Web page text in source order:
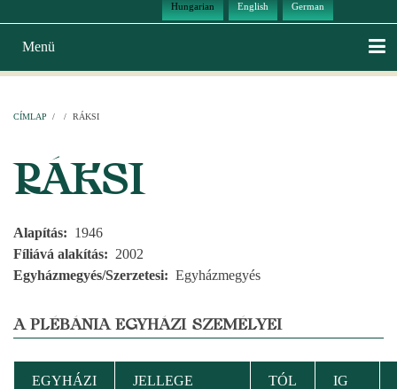
Hungarian English German
Main
navigation
Menü
CÍMLAP / / RÁKSI
RÁKSI
Alapítás
1946
Fíliává alakítás
2002
Egyházmegyés/Szerzetesi
Egyházmegyés
A PLÉBÁNIA EGYHÁZI SZEMÉLYEI
EGYHÁZI
JELLEGE TÓL
IG